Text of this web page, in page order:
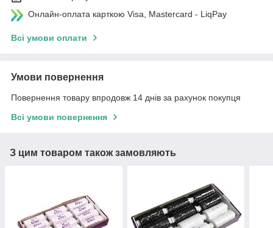
Онлайн-оплата карткою Visa, Mastercard - LiqPay
Всі умови оплати
Умови повернення
Повернення товару впродовж 14 днів за рахунок покупця
Всі умови повернення
З цим товаром також замовляють